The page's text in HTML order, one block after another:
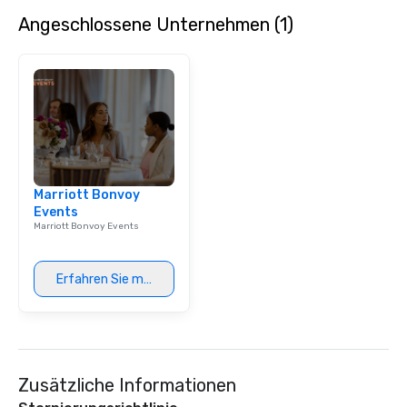
Angeschlossene Unternehmen (1)
Marriott Bonvoy
Events
Marriott Bonvoy Events
Erfahren Sie mehr
Zusätzliche Informationen